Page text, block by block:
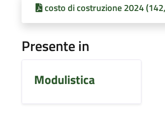
costo di costruzione 2024
Presente in
Modulistica